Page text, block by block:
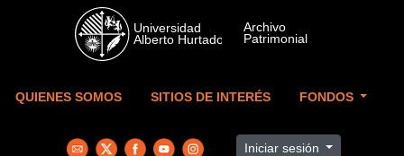
Skip to main content
QUIENES SOMOS SITIOS DE INTERÉS FONDOS
Iniciar sesión